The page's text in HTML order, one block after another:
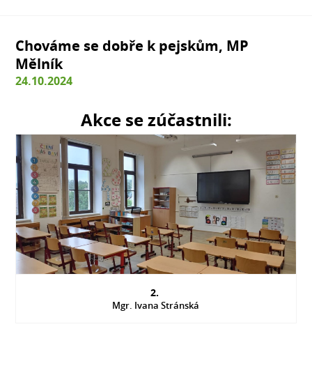
Chováme se dobře k pejskům, MP
Mělník
24.10.2024
Akce se zúčastnili:
2.
Mgr. Ivana Stránská